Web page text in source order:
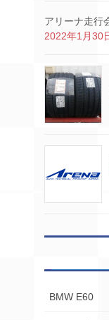
アリーナ走行
2022年1月30
BMW E60